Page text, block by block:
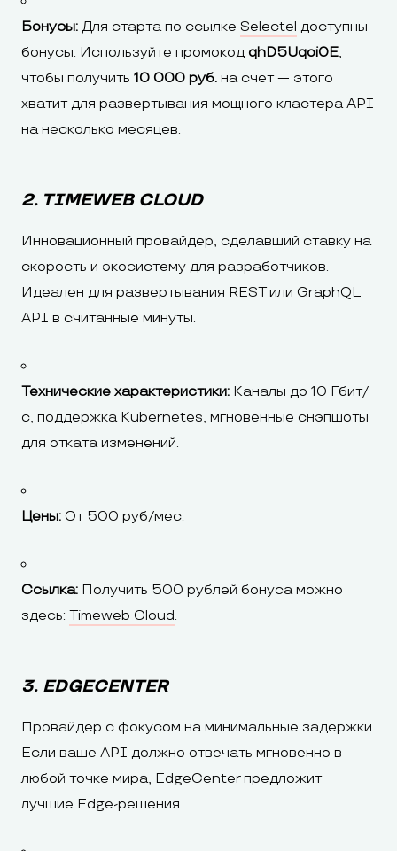
Бонусы: Для старта по ссылке Selectel доступны
бонусы. Используйте промокод qhD5Uqoi0E,
чтобы получить 10 000 руб. на счет — этого
хватит для развертывания мощного кластера API
на несколько месяцев.
2. TIMEWEB CLOUD
Инновационный провайдер, сделавший ставку на
скорость и экосистему для разработчиков.
Идеален для развертывания REST или GraphQL
API в считанные минуты.
Технические характеристики: Каналы до 10 Гбит/
с, поддержка Kubernetes, мгновенные снэпшоты
для отката изменений.
Цены: От 500 руб/мес.
Ссылка: Получить 500 рублей бонуса можно
здесь: Timeweb Cloud.
3. EDGECENTER
Провайдер с фокусом на минимальные задержки.
Если ваше API должно отвечать мгновенно в
любой точке мира, EdgeCenter предложит
лучшие Edge-решения.